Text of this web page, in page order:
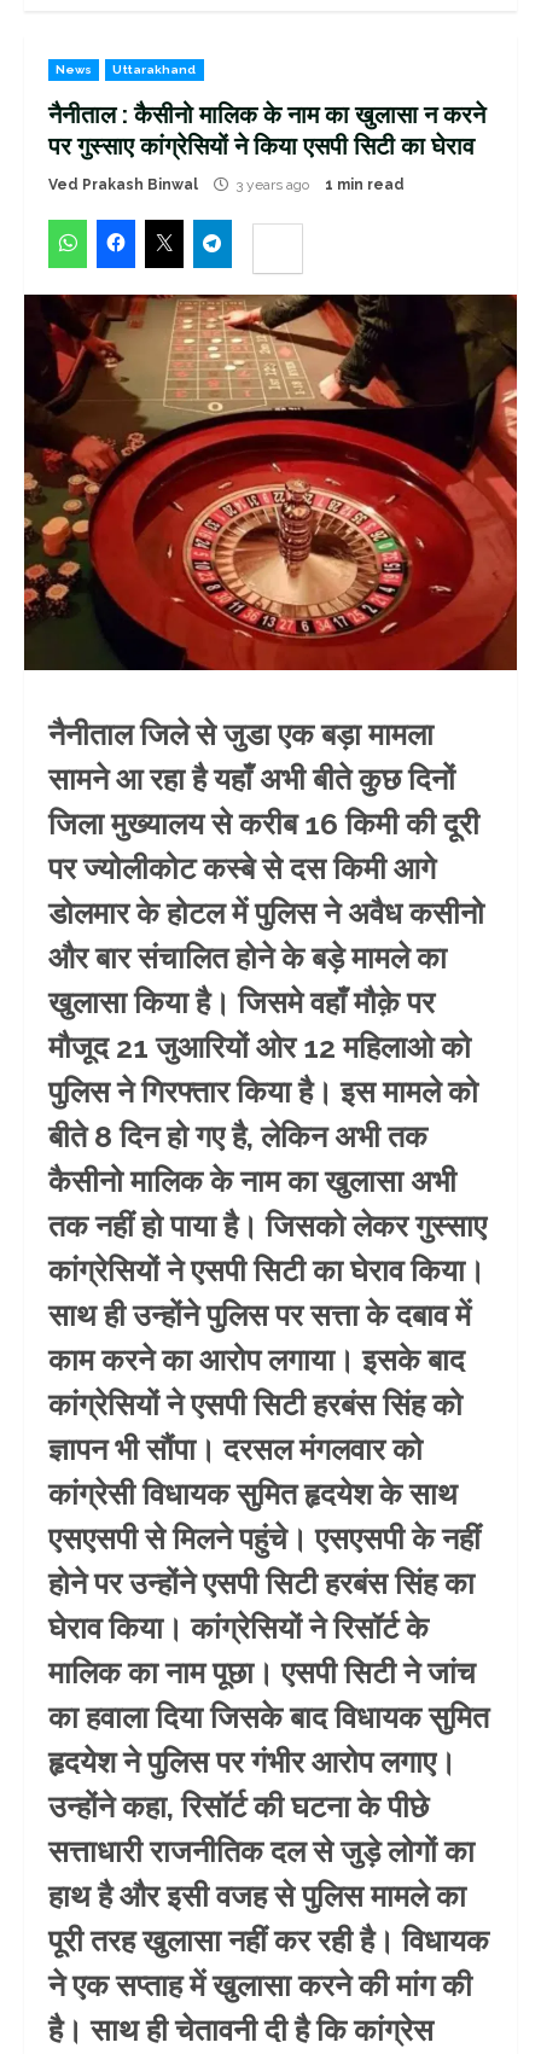
News Uttarakhand
नैनीताल : कैसीनो मालिक के नाम का खुलासा न करने
पर गुस्साए कांग्रेसियों ने किया एसपी सिटी का घेराव
Ved Prakash Binwal 3 years ago 1 min read
नैनीताल जिले से जुडा एक बड़ा मामला
सामने आ रहा है यहाँ अभी बीते कुछ दिनों
जिला मुख्यालय से करीब 16 किमी की दूरी
पर ज्योलीकोट कस्बे से दस किमी आगे
डोलमार के होटल में पुलिस ने अवैध कसीनो
और बार संचालित होने के बड़े मामले का
खुलासा किया है। जिसमे वहाँ मौक़े पर
मौजूद 21 जुआरियों ओर 12 महिलाओ को
पुलिस ने गिरफ्तार किया है। इस मामले को
बीते 8 दिन हो गए है, लेकिन अभी तक
कैसीनो मालिक के नाम का खुलासा अभी
तक नहीं हो पाया है। जिसको लेकर गुस्साए
कांग्रेसियों ने एसपी सिटी का घेराव किया।
साथ ही उन्होंने पुलिस पर सत्ता के दबाव में
काम करने का आरोप लगाया। इसके बाद
कांग्रेसियों ने एसपी सिटी हरबंस सिंह को
ज्ञापन भी सौंपा। दरसल मंगलवार को
कांग्रेसी विधायक सुमित हृदयेश के साथ
एसएसपी से मिलने पहुंचे। एसएसपी के नहीं
होने पर उन्होंने एसपी सिटी हरबंस सिंह का
घेराव किया। कांग्रेसियों ने रिसॉर्ट के
मालिक का नाम पूछा। एसपी सिटी ने जांच
का हवाला दिया जिसके बाद विधायक सुमित
हृदयेश ने पुलिस पर गंभीर आरोप लगाए।
उन्होंने कहा, रिसॉर्ट की घटना के पीछे
सत्ताधारी राजनीतिक दल से जुड़े लोगों का
हाथ है और इसी वजह से पुलिस मामले का
पूरी तरह खुलासा नहीं कर रही है। विधायक
ने एक सप्ताह में खुलासा करने की मांग की
है। साथ ही चेतावनी दी है कि कांग्रेस